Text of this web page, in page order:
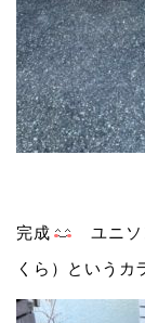
完成
ユニソ
くら）というカ